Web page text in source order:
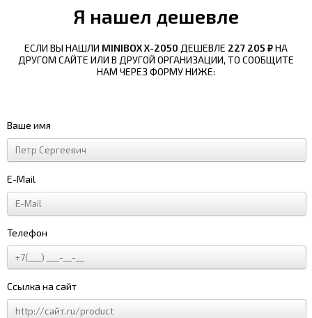
Я нашел дешевле
ЕСЛИ ВЫ НАШЛИ MINIBOX X-2050 ДЕШЕВЛЕ 227 205 ₽НА
ДРУГОМ САЙТЕ ИЛИ В ДРУГОЙ ОРГАНИЗАЦИИ, ТО СООБЩИТЕ
НАМ ЧЕРЕЗ ФОРМУ НИЖЕ:
Ваше имя
E-Mail
Телефон
Ссылка на сайт